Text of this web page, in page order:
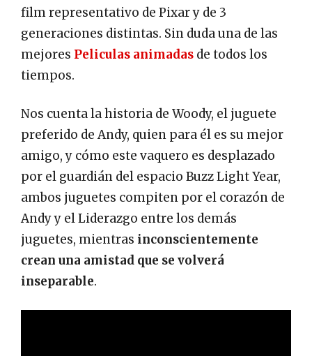
film representativo de Pixar y de 3
generaciones distintas. Sin duda una de las
mejores Peliculas animadas de todos los
tiempos.
Nos cuenta la historia de Woody, el juguete
preferido de Andy, quien para él es su mejor
amigo, y cómo este vaquero es desplazado
por el guardián del espacio Buzz Light Year,
ambos juguetes compiten por el corazón de
Andy y el Liderazgo entre los demás
juguetes, mientras inconscientemente
crean una amistad que se volverá
inseparable.